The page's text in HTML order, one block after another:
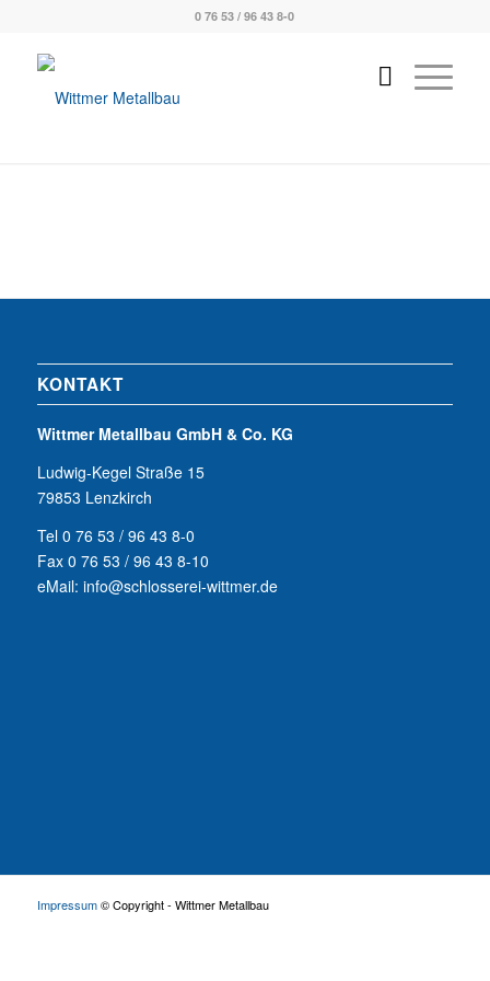
0 76 53 / 96 43 8-0
KONTAKT
Wittmer Metallbau GmbH & Co. KG
Ludwig-Kegel Straße 15
79853 Lenzkirch
Tel 0 76 53 / 96 43 8-0
Fax 0 76 53 / 96 43 8-10
eMail: info@schlosserei-wittmer.de
Impressum© Copyright - Wittmer Metallbau